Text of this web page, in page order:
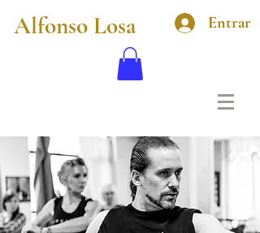
Alfonso Losa Entrar